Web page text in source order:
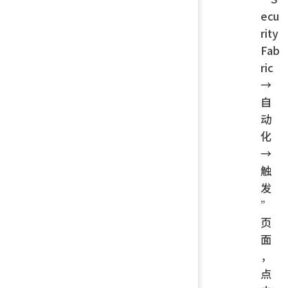
ecu
rity
Fab
ric
→
自
动
化
→
触
发
”
页
面
，
点